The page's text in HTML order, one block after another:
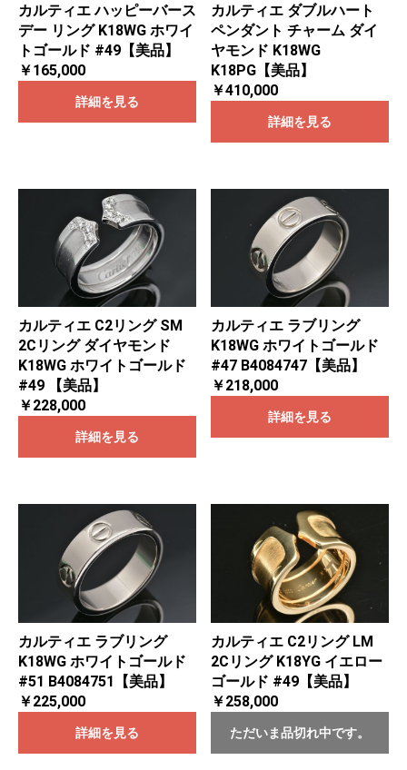
カルティエ ハッピーバース
デー リング K18WG ホワイ
トゴールド #49【美品】
￥165,000
詳細を見る
カルティエ ダブルハート
ペンダント チャーム ダイ
ヤモンド K18WG
K18PG【美品】
￥410,000
詳細を見る
カルティエ C2リング SM
2Cリング ダイヤモンド
K18WG ホワイトゴールド
#49 【美品】
￥228,000
詳細を見る
カルティエ ラブリング
K18WG ホワイトゴールド
#47 B4084747【美品】
￥218,000
詳細を見る
カルティエ ラブリング
K18WG ホワイトゴールド
#51 B4084751【美品】
￥225,000
詳細を見る
カルティエ C2リング LM
2Cリング K18YG イエロー
ゴールド #49【美品】
￥258,000
ただいま品切れ中です。